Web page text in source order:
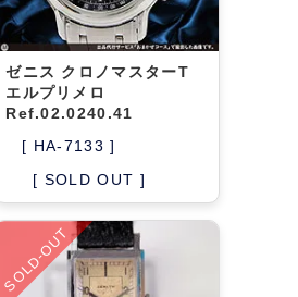
ゼニス クロノマスターT
エルプリメロ
Ref.02.0240.41
[ HA-7133 ]
[ SOLD OUT ]
SOLD-OUT